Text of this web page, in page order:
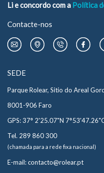
Li e concordo com a Política
Contacte-nos
SEDE
Parque Rolear, Sitio do Areal
8001-906 Faro
GPS: 37° 2'25.07"N
Tel. 289 860 300
(chamada para a rede fixa nacional)
E-mail: contacto@rolear.pt